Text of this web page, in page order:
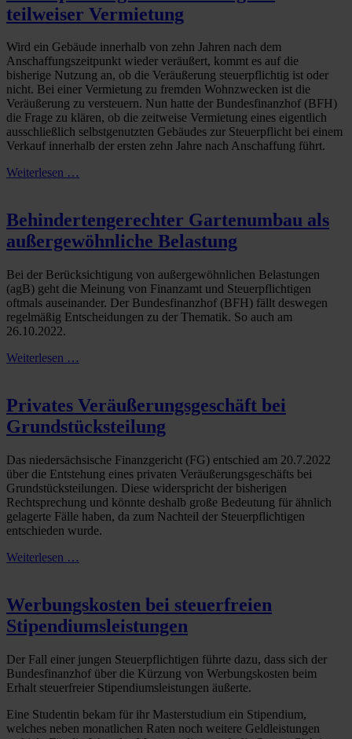
teilweiser Vermietung
Wird ein Gebäude innerhalb von zehn Jahren nach dem
Anschaffungszeitpunkt wieder veräußert, kommt es auf die
bisherige Nutzung an, ob die Veräußerung steuerpflichtig ist oder
nicht. Bei einer Vermietung zu fremden Wohnzwecken ist die
Veräußerung zu versteuern. Nun hatte der Bundesfinanzhof (BFH)
die Frage zu klären, ob die zeitweise Vermietung eines eigentlich
ausschließlich selbstgenutzten Gebäudes zur Steuerpflicht bei einem
Verkauf innerhalb der ersten zehn Jahre nach Anschaffung führt.
Weiterlesen …
Behindertengerechter Gartenumbau als
außergewöhnliche Belastung
Bei der Berücksichtigung von außergewöhnlichen Belastungen
(agB) geht die Meinung von Finanzamt und Steuerpflichtigen
oftmals auseinander. Der Bundesfinanzhof (BFH) fällt deswegen
regelmäßig Entscheidungen zu der Thematik. So auch am
26.10.2022.
Weiterlesen …
Privates Veräußerungsgeschäft bei
Grundstücksteilung
Das niedersächsische Finanzgericht (FG) entschied am 20.7.2022
über die Entstehung eines privaten Veräußerungsgeschäfts bei
Grundstücksteilungen. Diese widerspricht der bisherigen
Rechtsprechung und könnte deshalb große Bedeutung für ähnlich
gelagerte Fälle haben, da zum Nachteil der Steuerpflichtigen
entschieden wurde.
Weiterlesen …
Werbungskosten bei steuerfreien
Stipendiumsleistungen
Der Fall einer jungen Steuerpflichtigen führte dazu, dass sich der
Bundesfinanzhof über die Kürzung von Werbungskosten beim
Erhalt steuerfreier Stipendiumsleistungen äußerte.
Eine Studentin bekam für ihr Masterstudium ein Stipendium,
welches neben monatlichen Raten noch weitere Geldleistungen